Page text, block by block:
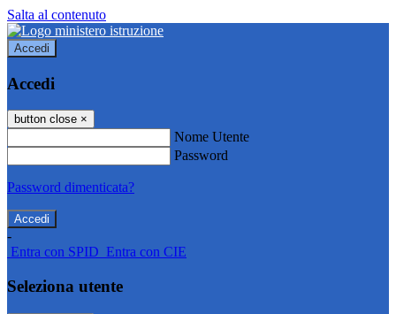
Salta al contenuto
Accedi
Accedi
button close ×
Nome Utente
Password
Password dimenticata?
-
Entra con SPID Entra con CIE
Seleziona utente